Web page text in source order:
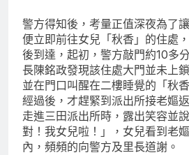
警方得知後，考量正值深夜為了
便立即前往女兒「秋香」的住處
後到達，起初，警方敲門約10多
長陳銘政發現該住處大門並未上
並在門口叫醒在二樓睡覺的「秋
經過後，才趕緊到派出所接老嫗
走進三田派出所時，露出笑容並
對！我女兒啦！」，女兒看到老
內，頻頻的向警方及里長道謝。